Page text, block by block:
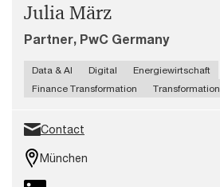
Julia März
Partner, PwC Germany
Data & AI Digital
Energiewirtschaft
Finance Transformation
Transformation
Contact
München